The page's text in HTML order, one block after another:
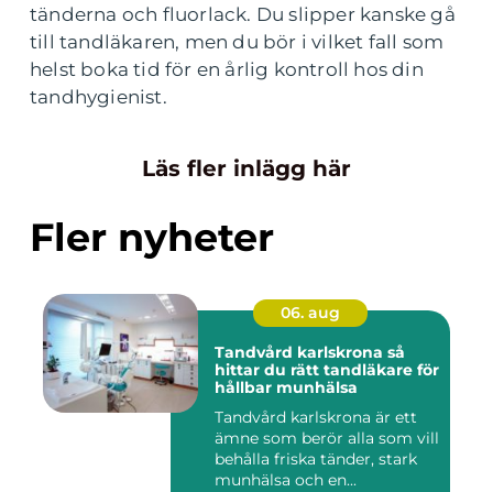
tänderna och fluorlack. Du slipper kanske gå
till tandläkaren, men du bör i vilket fall som
helst boka tid för en årlig kontroll hos din
tandhygienist.
Läs fler inlägg här
Fler nyheter
06. aug
Tandvård karlskrona så
hittar du rätt tandläkare för
hållbar munhälsa
Tandvård karlskrona är ett
ämne som berör alla som vill
behålla friska tänder, stark
munhälsa och en...